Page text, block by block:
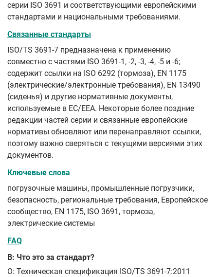
серии ISO 3691 и соответствующими европейскими
стандартами и национальными требованиями.
Связанные стандарты
ISO/TS 3691-7 предназначена к применению
совместно с частями ISO 3691-1, -2, -3, -4, -5 и -6;
содержит ссылки на ISO 6292 (тормоза), EN 1175
(электрические/электронные требования), EN 13490
(сиденья) и другие нормативные документы,
используемые в EC/EEA. Некоторые более поздние
редакции частей серии и связанные европейские
нормативы обновляют или перенаправляют ссылки,
поэтому важно сверяться с текущими версиями этих
документов.
Ключевые слова
погрузочные машины, промышленные погрузчики,
безопасность, региональные требования, Европейское
сообщество, EN 1175, ISO 3691, тормоза,
электрические системы
FAQ
В: Что это за стандарт?
О: Техническая спецификация ISO/TS 3691-7:2011